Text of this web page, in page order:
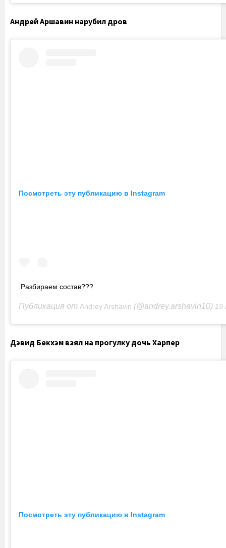
Андрей Аршавин нарубил дров
Посмотреть эту публикацию в Instagram
Разбираем состав???
Публикация от Andrey Arshavin (@andrey.arshavin10) 19 Май
Дэвид Бекхэм взял на прогулку дочь Харпер
Посмотреть эту публикацию в Instagram